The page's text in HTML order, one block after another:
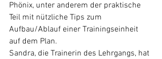
Phönix, unter anderem der praktische
Teil mit nützliche Tips zum
Aufbau/Ablauf einer Trainingseinheit
auf dem Plan.
Sandra, die Trainerin des Lehrgangs, hat